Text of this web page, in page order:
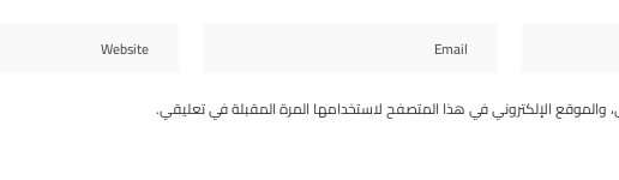
والموقع الإلكتروني في هذا المتصفح لاستخدامها المرة المقبلة في تعليقي.